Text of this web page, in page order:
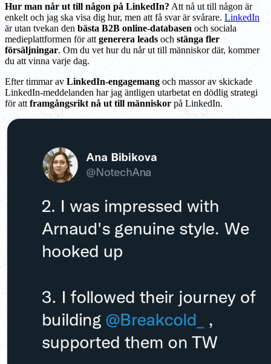
Hur man når ut till någon på LinkedIn? Att nå ut till någon är
enkelt och jag ska visa dig hur, men att få svar är svårare. LinkedIn
är utan tvekan den bästa B2B online-databasen och sociala
medieplattformen för att generera leads och stänga fler
försäljningar. Om du vet hur du når ut till människor där, kommer
du att vinna varje dag.
Efter timmar av LinkedIn-engagemang och massor av skickade
LinkedIn-meddelanden har jag äntligen utarbetat en dödlig strategi
för att framgångsrikt nå ut till människor på LinkedIn.